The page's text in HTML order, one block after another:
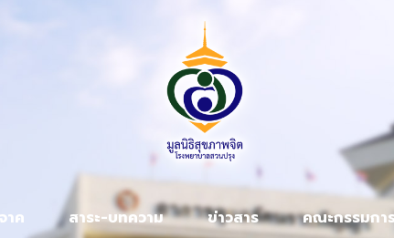
าค สาระ-บทความ ข่าวสาร คณะกรรมกา